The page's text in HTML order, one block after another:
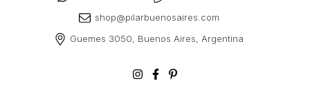
shop@pilarbuenosaires.com
Guemes 3050, Buenos Aires, Argentina